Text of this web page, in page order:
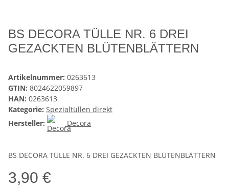
BS DECORA TÜLLE NR. 6 DREI
GEZACKTEN BLÜTENBLÄTTERN
Artikelnummer: 0263613
GTIN: 8024622059897
HAN: 0263613
Kategorie: Spezialtüllen direkt
Hersteller:
Decora
BS DECORA TÜLLE NR. 6 DREI GEZACKTEN BLÜTENBLÄTTERN
3,90 €